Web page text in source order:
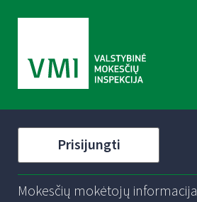
Prisijungti
Mokesčių mokėtojų informacija